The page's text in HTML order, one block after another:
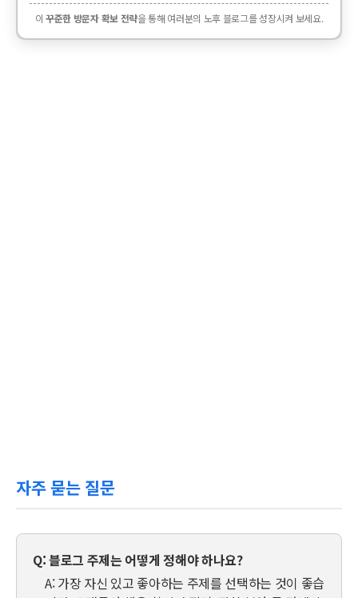
이꾸준한 방문자 확보 전략을 통해 여러분의 노후 블로그를 성장시켜 보세요.
자주 묻는 질문
Q: 블로그 주제는 어떻게 정해야 하나요?
A: 가장 자신 있고 좋아하는 주제를 선택하는 것이 좋습